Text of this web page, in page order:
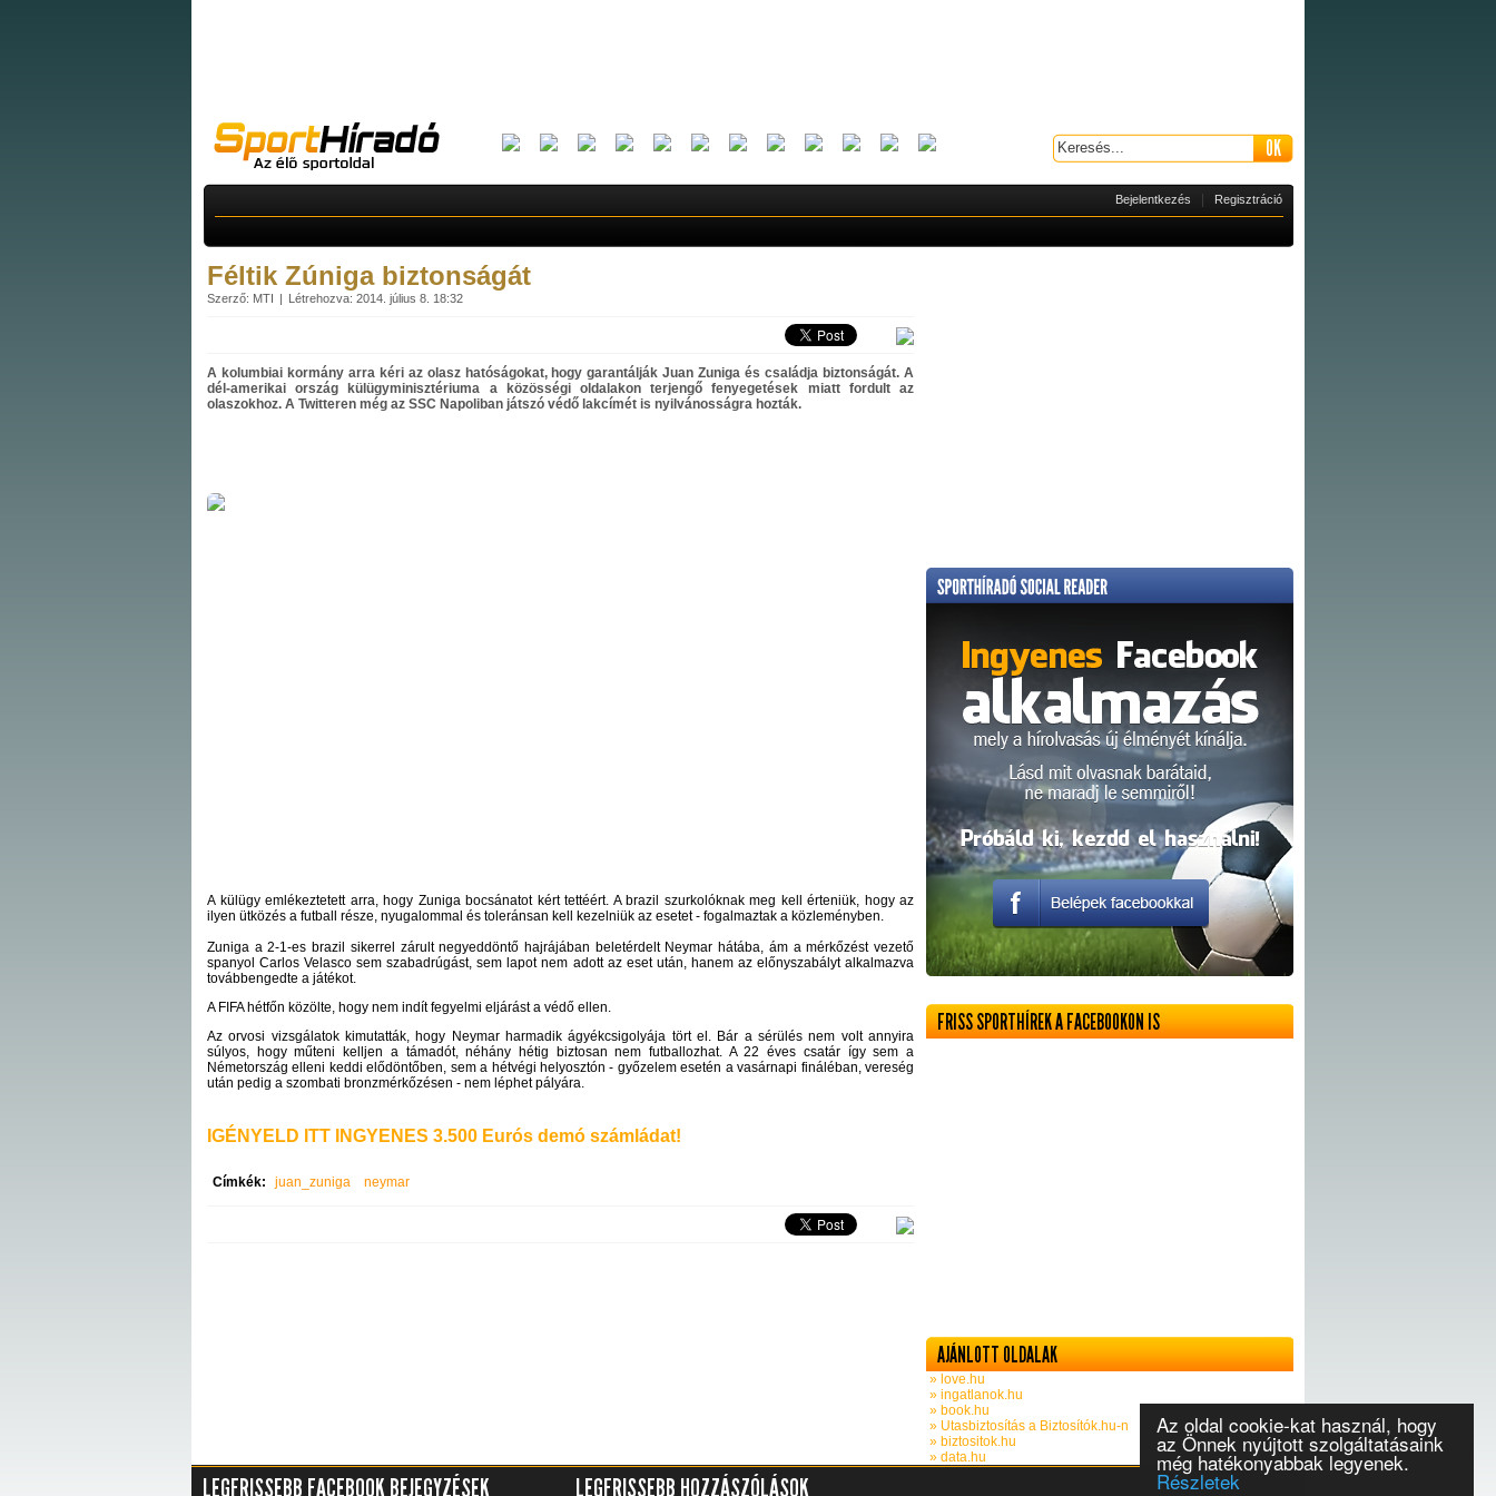
Az oldal cookie-kat használ, hogy
az Önnek nyújtott szolgáltatásaink
még hatékonyabbak legyenek.
Részletek
Bejelentkezés Regisztráció
Féltik Zúniga biztonságát
Szerző: MTI Létrehozva: 2014. július 8. 18:32
A kolumbiai kormány arra kéri az olasz hatóságokat, hogy garantálják Juan Zuniga és családja biztonságát. A
dél-amerikai ország külügyminisztériuma a közösségi oldalakon terjengő fenyegetések miatt fordult az
olaszokhoz. A Twitteren még az SSC Napoliban játszó védő lakcímét is nyilvánosságra hozták.
A külügy emlékeztetett arra, hogy Zuniga bocsánatot kért tettéért. A brazil szurkolóknak meg kell érteniük, hogy az
ilyen ütközés a futball része, nyugalommal és toleránsan kell kezelniük az esetet - fogalmaztak a közleményben.
Zuniga a 2-1-es brazil sikerrel zárult negyeddöntő hajrájában beletérdelt Neymar hátába, ám a mérkőzést vezető
spanyol Carlos Velasco sem szabadrúgást, sem lapot nem adott az eset után, hanem az előnyszabályt alkalmazva
továbbengedte a játékot.
A FIFA hétfőn közölte, hogy nem indít fegyelmi eljárást a védő ellen.
Az orvosi vizsgálatok kimutatták, hogy Neymar harmadik ágyékcsigolyája tört el. Bár a sérülés nem volt annyira
súlyos, hogy műteni kelljen a támadót, néhány hétig biztosan nem futballozhat. A 22 éves csatár így sem a
Németország elleni keddi elődöntőben, sem a hétvégi helyosztón - győzelem esetén a vasárnapi fináléban, vereség
után pedig a szombati bronzmérkőzésen - nem léphet pályára.
IGÉNYELD ITT INGYENES 3.500 Eurós demó számládat!
Címkék: juan_zuniga neymar
FRISS SPORTHÍREK A FACEBOOKON IS
AJÁNLOTT OLDALAK
» love.hu
» ingatlanok.hu
» book.hu
» Utasbiztosítás a Biztosítók.hu-n
» biztositok.hu
» data.hu
LEGFRISSEBB FACEBOOK BEJEGYZÉSEK LEGFRISSEBB HOZZÁSZÓLÁSOK